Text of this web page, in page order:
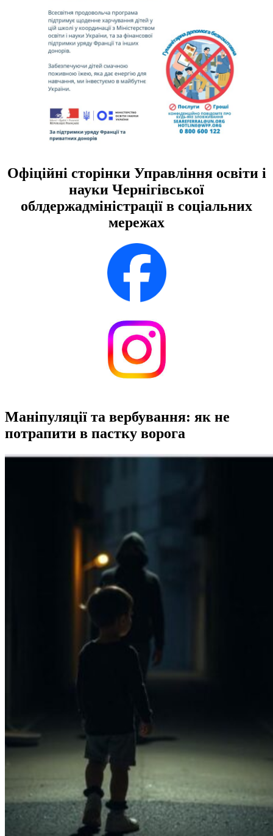
Офіційні сторінки Управління освіти і
науки Чернігівської
облдержадміністрації в соціальних
мережах
Маніпуляції та вербування: як не
потрапити в пастку ворога